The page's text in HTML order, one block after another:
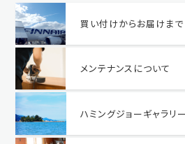
買い付けからお届けまで
メンテナンスについて
ハミングジョーギャラリー